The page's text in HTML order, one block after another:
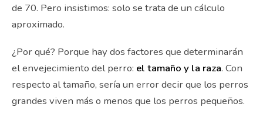
de 70. Pero insistimos: solo se trata de un cálculo
aproximado.
¿Por qué? Porque hay dos factores que determinarán
el envejecimiento del perro: el tamaño y la raza. Con
respecto al tamaño, sería un error decir que los perros
grandes viven más o menos que los perros pequeños.